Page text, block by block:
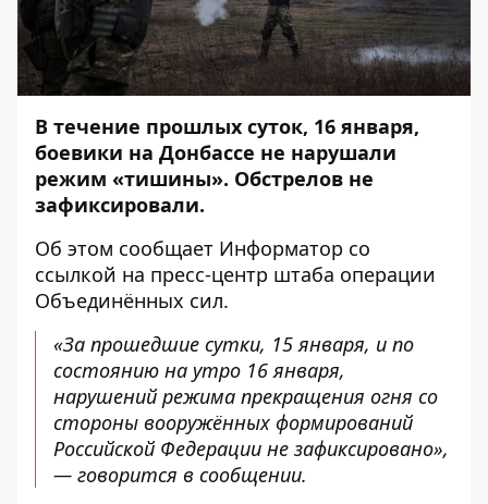
В течение прошлых суток, 16 января,
боевики на Донбассе не нарушали
режим «тишины». Обстрелов не
зафиксировали.
Об этом сообщает Информатор со
ссылкой на пресс-центр штаба операции
Объединённых сил.
«За прошедшие сутки, 15 января, и по
состоянию на утро 16 января,
нарушений режима прекращения огня со
стороны вооружённых формирований
Российской Федерации не зафиксировано»,
— говорится в сообщении.